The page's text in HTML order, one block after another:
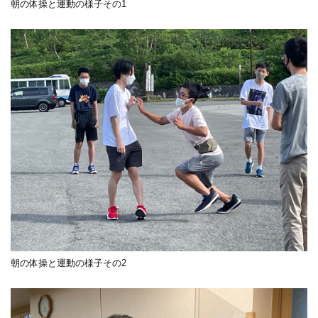
朝の体操と運動の様子その1
朝の体操と運動の様子その2